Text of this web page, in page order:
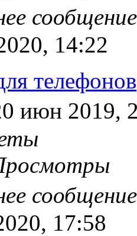
14:22
телефонов
июн 2019,
17:58